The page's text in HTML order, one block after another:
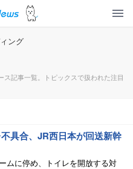
ング
ス記事一覧。トピックスで扱われた注目
具合、JR西日本が回送新幹
ムに停め、トイレを開放する対